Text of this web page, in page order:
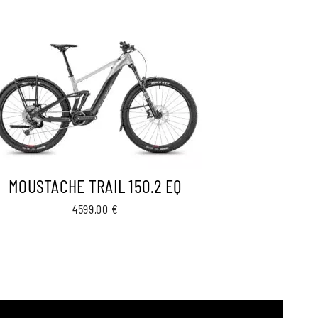
MOUSTACHE TRAIL 150.2 EQ
4599,00 €